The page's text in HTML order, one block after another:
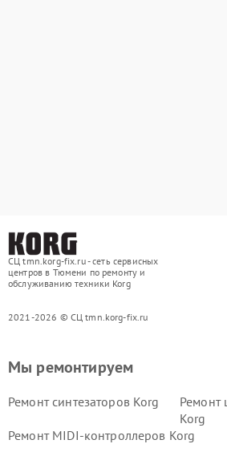
СЦ tmn.korg-fix.ru - сеть сервисных
центров в Тюмени по ремонту и
обслуживанию техники Korg
2021-2026 © СЦ tmn.korg-fix.ru
Мы ремонтируем
Ремонт синтезаторов Korg
Ремонт
Korg
Ремонт MIDI-контроллеров Korg